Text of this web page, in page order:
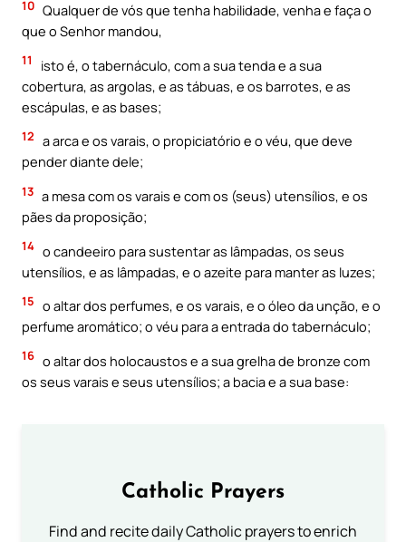
10 Qualquer de vós que tenha habilidade, venha e faça o
que o Senhor mandou,
11
isto é, o tabernáculo, com a sua tenda e a sua
cobertura, as argolas, e as tábuas, e os barrotes, e as
escápulas, e as bases;
12 a arca e os varais, o propiciatório e o véu, que deve
pender diante dele;
13 a mesa com os varais e com os (seus) utensílios, e os
pães da proposição;
14 o candeeiro para sustentar as lâmpadas, os seus
utensílios, e as lâmpadas, e o azeite para manter as luzes;
15 o altar dos perfumes, e os varais, e o óleo da unção, e o
perfume aromático; o véu para a entrada do tabernáculo;
16 o altar dos holocaustos e a sua grelha de bronze com
os seus varais e seus utensílios; a bacia e a sua base:
Catholic Prayers
Find and recite daily Catholic prayers to enrich